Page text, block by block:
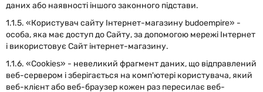
даних або наявності іншого законного підстави.
1.1.5. «Користувач сайту Інтернет-магазину budoempire» -
особа, яка має доступ до Сайту, за допомогою мережі Інтернет
і використовує Сайт інтернет-магазину.
1.1.6. «Cookies» - невеликий фрагмент даних, що відправлений
веб-сервером і зберігається на комп'ютері користувача, який
веб-клієнт або веб-браузер кожен раз пересилає веб-